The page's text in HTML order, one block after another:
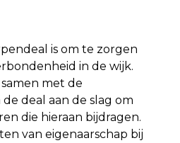
is om te zorgen
in de wijk.
met de
deal aan de slag om
die hieraan bijdragen.
van eigenaarschap bij